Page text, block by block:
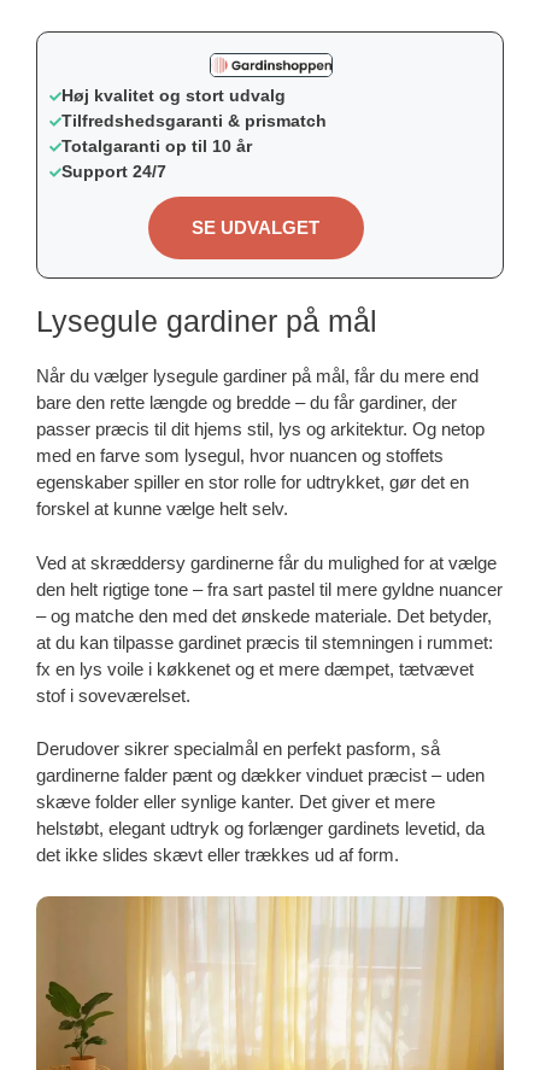
Høj kvalitet og stort udvalg
Tilfredshedsgaranti & prismatch
Totalgaranti op til 10 år
Support 24/7
SE UDVALGET
Lysegule gardiner på mål
Når du vælger lysegule gardiner på mål, får du mere end
bare den rette længde og bredde – du får gardiner, der
passer præcis til dit hjems stil, lys og arkitektur. Og netop
med en farve som lysegul, hvor nuancen og stoffets
egenskaber spiller en stor rolle for udtrykket, gør det en
forskel at kunne vælge helt selv.
Ved at skræddersy gardinerne får du mulighed for at vælge
den helt rigtige tone – fra sart pastel til mere gyldne nuancer
– og matche den med det ønskede materiale. Det betyder,
at du kan tilpasse gardinet præcis til stemningen i rummet:
fx en lys voile i køkkenet og et mere dæmpet, tætvævet
stof i soveværelset.
Derudover sikrer specialmål en perfekt pasform, så
gardinerne falder pænt og dækker vinduet præcist – uden
skæve folder eller synlige kanter. Det giver et mere
helstøbt, elegant udtryk og forlænger gardinets levetid, da
det ikke slides skævt eller trækkes ud af form.